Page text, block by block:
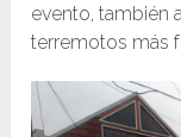
evento, también
terremotos más